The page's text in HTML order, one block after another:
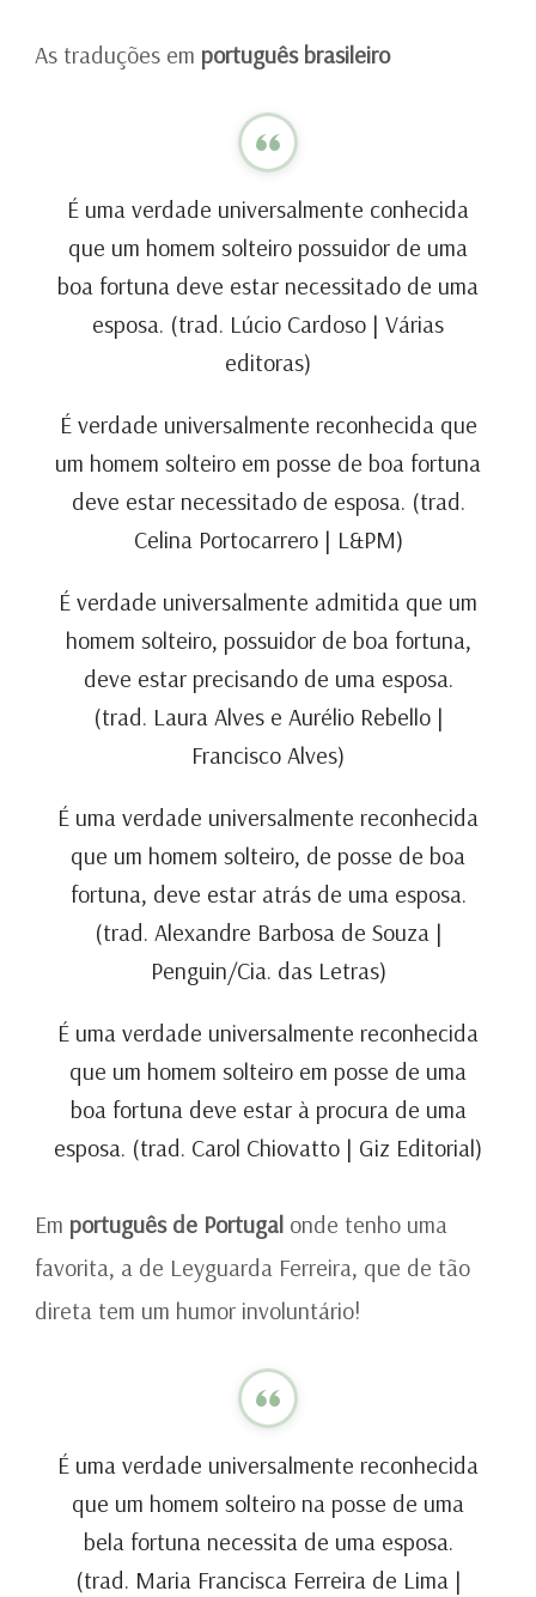
As traduções em português brasileiro
É uma verdade universalmente conhecida
que um homem solteiro possuidor de uma
boa fortuna deve estar necessitado de uma
esposa. (trad. Lúcio Cardoso | Várias
editoras)
É verdade universalmente reconhecida que
um homem solteiro em posse de boa fortuna
deve estar necessitado de esposa. (trad.
Celina Portocarrero | L&PM)
É verdade universalmente admitida que um
homem solteiro, possuidor de boa fortuna,
deve estar precisando de uma esposa.
(trad. Laura Alves e Aurélio Rebello |
Francisco Alves)
É uma verdade universalmente reconhecida
que um homem solteiro, de posse de boa
fortuna, deve estar atrás de uma esposa.
(trad. Alexandre Barbosa de Souza |
Penguin/Cia. das Letras)
É uma verdade universalmente reconhecida
que um homem solteiro em posse de uma
boa fortuna deve estar à procura de uma
esposa. (trad. Carol Chiovatto | Giz Editorial)
Em português de Portugal onde tenho uma
favorita, a de Leyguarda Ferreira, que de tão
direta tem um humor involuntário!
É uma verdade universalmente reconhecida
que um homem solteiro na posse de uma
bela fortuna necessita de uma esposa.
(trad. Maria Francisca Ferreira de Lima |